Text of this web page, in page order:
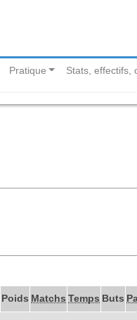
Pratique Stats, effectifs,
Poids Matchs Temps Buts